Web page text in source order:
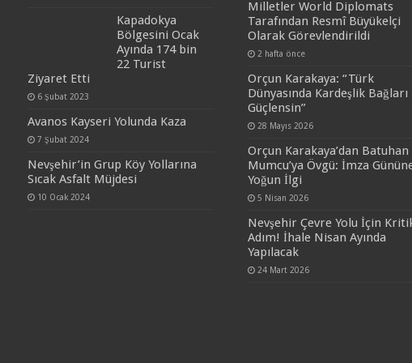
Kapadokya
Bölgesini Ocak
Ayında 174 bin
22 Turist
Ziyaret Etti
6 Şubat 2023
Avanos Kayseri Yolunda Kaza
7 Şubat 2024
Nevşehir’in Grup Köy Yollarına
Sıcak Asfalt Müjdesi
10 Ocak 2024
Milletler World Diplomats
Tarafından Resmî Büyükelçi
Olarak Görevlendirildi
2 hafta önce
Orçun Karakaya: “Türk
Dünyasında Kardeşlik Bağları
Güçlensin”
28 Mayıs 2026
Orçun Karakaya’dan Batuhan
Mumcu’ya Övgü: İmza
Yoğun İlgi
5 Nisan 2026
Nevşehir Çevre Yolu İçin
Adım! İhale Nisan Ayında
Yapılacak
24 Mart 2026